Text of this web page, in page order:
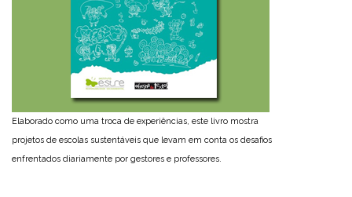
Elaborado como uma troca de experiências, este livro mostra
projetos de escolas sustentáveis que levam em conta os desafios
enfrentados diariamente por gestores e professores.